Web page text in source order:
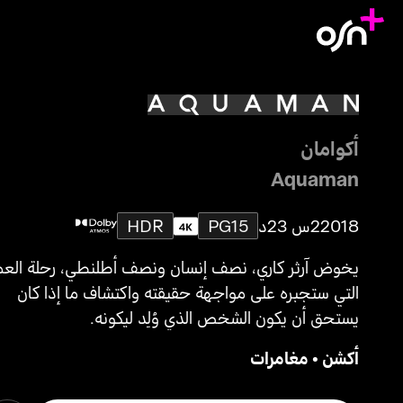
أكوامان
Aquaman
20182س 23د PG15
HDR
يخوض آرثر كاري، نصف إنسان ونصف أطلنطي، رحلة
التي ستجبره على مواجهة حقيقته واكتشاف ما إذا كان
يستحق أن يكون الشخص الذي وُلِد ليكونه.
أكشن •مغامرات